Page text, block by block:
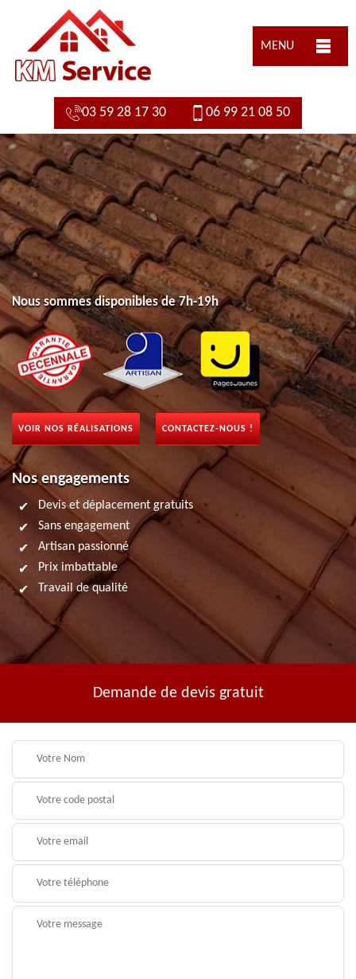
MENU
03 59 28 17 30 06 99 21 08 50
Nous sommes disponibles de 7h-19h
VOIR NOS RÉALISATIONS CONTACTEZ-NOUS !
Nos engagements
Devis et déplacement gratuits
Sans engagement
Artisan passionné
Prix imbattable
Travail de qualité
Demande de devis gratuit